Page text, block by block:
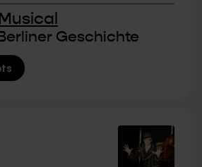
Geschichte